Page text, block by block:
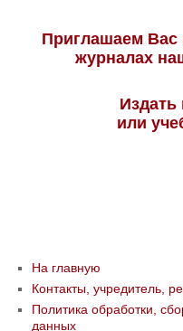
Приглашаем Вас
журналах
или
На главную
Контакты, учредитель,
Политика обработки,
данных